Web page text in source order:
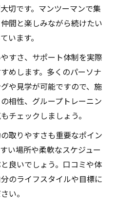
切です。マンツーマンで集
間と楽しみながら続けたい
います。
すさ、サポート体制を実際
めします。多くのパーソナ
や見学が可能ですので、施
相性、グループトレーニン
チェックしましょう。
取りやすさも重要なポイン
い場所や柔軟なスケジュー
良いでしょう。口コミや体
のライフスタイルや目標に
い。